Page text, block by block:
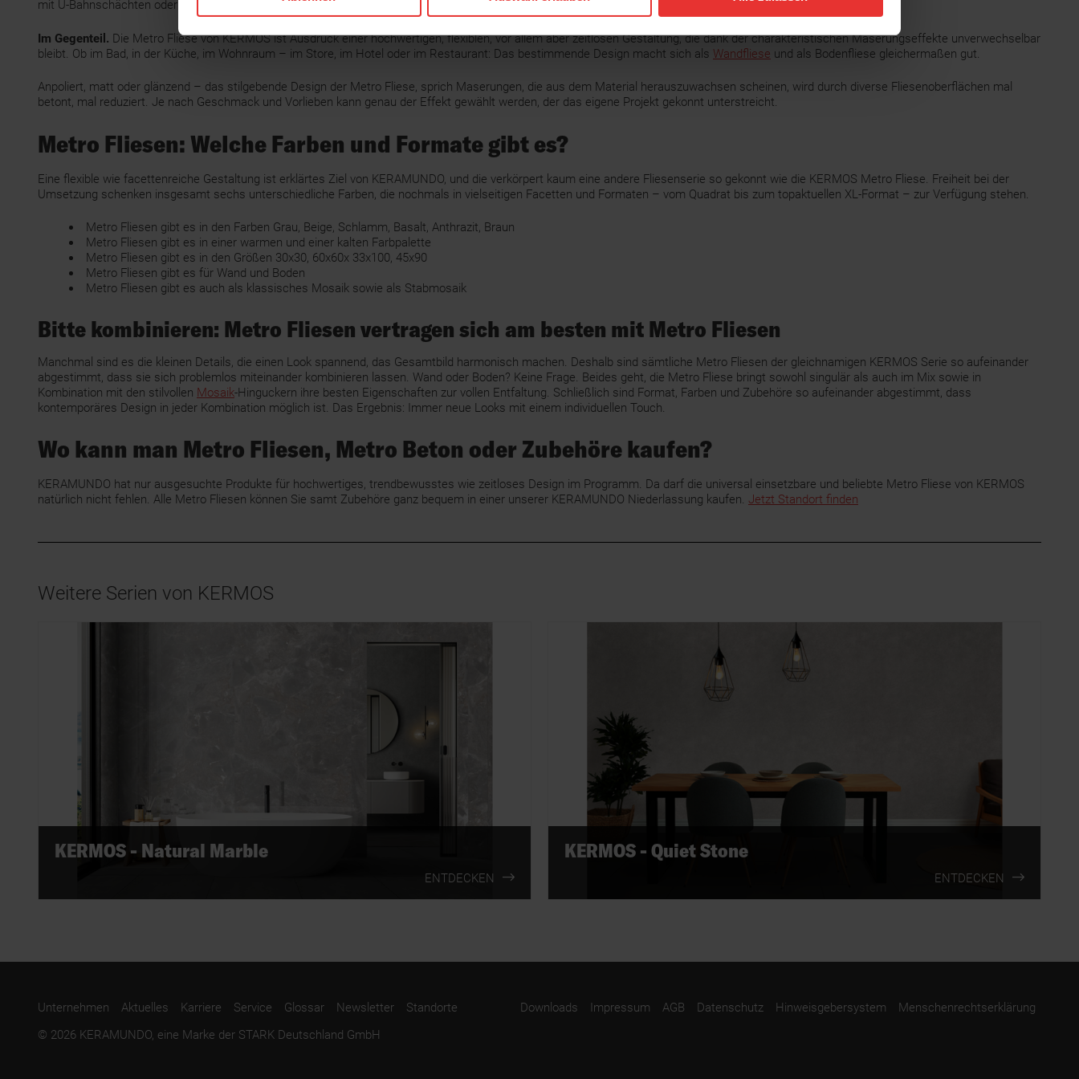
mit U-Bahnschächten oder kurzlebigen Trends gemein.
Im Gegenteil. Die Metro Fliese von KERMOS ist Ausdruck einer hochwertigen, flexiblen, vor allem aber zeitlosen Gestaltung, die dank der charakteristischen Maserungseffekte unverwechselbar
bleibt. Ob im Bad, in der Küche, im Wohnraum – im Store, im Hotel oder im Restaurant: Das bestimmende Design macht sich als Wandfliese und als Bodenfliese gleichermaßen gut.
Anpoliert, matt oder glänzend – das stilgebende Design der Metro Fliese, sprich Maserungen, die aus dem Material herauszuwachsen scheinen, wird durch diverse Fliesenoberflächen mal
betont, mal reduziert. Je nach Geschmack und Vorlieben kann genau der Effekt gewählt werden, der das eigene Projekt gekonnt unterstreicht.
Metro Fliesen: Welche Farben und Formate gibt es?
Eine flexible wie facettenreiche Gestaltung ist erklärtes Ziel von KERAMUNDO, und die verkörpert kaum eine andere Fliesenserie so gekonnt wie die KERMOS Metro Fliese. Freiheit bei der
Umsetzung schenken insgesamt sechs unterschiedliche Farben, die nochmals in vielseitigen Facetten und Formaten – vom Quadrat bis zum topaktuellen XL-Format – zur Verfügung stehen.
Metro Fliesen gibt es in den Farben Grau, Beige, Schlamm, Basalt, Anthrazit, Braun
Metro Fliesen gibt es in einer warmen und einer kalten Farbpalette
Metro Fliesen gibt es in den Größen 30x30, 60x60x 33x100, 45x90
Metro Fliesen gibt es für Wand und Boden
Metro Fliesen gibt es auch als klassisches Mosaik sowie als Stabmosaik
Bitte kombinieren: Metro Fliesen vertragen sich am besten mit Metro Fliesen
Manchmal sind es die kleinen Details, die einen Look spannend, das Gesamtbild harmonisch machen. Deshalb sind sämtliche Metro Fliesen der gleichnamigen KERMOS Serie so aufeinander
abgestimmt, dass sie sich problemlos miteinander kombinieren lassen. Wand oder Boden? Keine Frage. Beides geht, die Metro Fliese bringt sowohl singulär als auch im Mix sowie in
Kombination mit den stilvollen Mosaik-Hinguckern ihre besten Eigenschaften zur vollen Entfaltung. Schließlich sind Format, Farben und Zubehöre so aufeinander abgestimmt, dass
kontemporäres Design in jeder Kombination möglich ist. Das Ergebnis: Immer neue Looks mit einem individuellen Touch.
Wo kann man Metro Fliesen, Metro Beton oder Zubehöre kaufen?
KERAMUNDO hat nur ausgesuchte Produkte für hochwertiges, trendbewusstes wie zeitloses Design im Programm. Da darf die universal einsetzbare und beliebte Metro Fliese von KERMOS
natürlich nicht fehlen. Alle Metro Fliesen können Sie samt Zubehöre ganz bequem in einer unserer KERAMUNDO Niederlassung kaufen. Jetzt Standort finden
Weitere Serien von KERMOS
KERMOS - Natural Marble
ENTDECKEN
KERMOS - Quiet Stone
ENTDECKEN
Unternehmen Aktuelles Karriere Service Glossar Newsletter Standorte Downloads Impressum AGB Datenschutz Hinweisgebersystem
Menschenrechtserklärung
© 2026 KERAMUNDO, eine Marke der STARK Deutschland GmbH